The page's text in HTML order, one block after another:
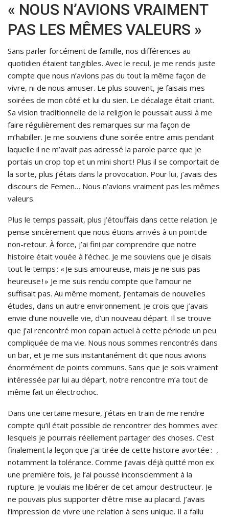
« NOUS N’AVIONS VRAIMENT
PAS LES MÊMES VALEURS »
Sans parler forcément de famille, nos différences au
quotidien étaient tangibles. Avec le recul, je me rends juste
compte que nous n’avions pas du tout la même façon de
vivre, ni de nous amuser. Le plus souvent, je faisais mes
soirées de mon côté et lui du sien. Le décalage était criant.
Sa vision traditionnelle de la religion le poussait aussi à me
faire régulièrement des remarques sur ma façon de
m’habiller. Je me souviens d’une soirée entre amis pendant
laquelle il ne m’avait pas adressé la parole parce que je
portais un crop top et un mini short ! Plus il se comportait de
la sorte, plus j’étais dans la provocation. Pour lui, j’avais des
discours de Femen… Nous n’avions vraiment pas les mêmes
valeurs.
Plus le temps passait, plus j’étouffais dans cette relation. Je
pense sincèrement que nous étions arrivés à un point de
non-retour. À force, j’ai fini par comprendre que notre
histoire était vouée à l’échec. Je me souviens que je disais
tout le temps : « Je suis amoureuse, mais je ne suis pas
heureuse ! » Je me suis rendu compte que l’amour ne
suffisait pas. Au même moment, j’entamais de nouvelles
études, dans un autre environnement. Je crois que j’avais
envie d’une nouvelle vie, d’un nouveau départ. Il se trouve
que j’ai rencontré mon copain actuel à cette période un peu
compliquée de ma vie. Nous nous sommes rencontrés dans
un bar, et je me suis instantanément dit que nous avions
énormément de points communs. Sans que je sois vraiment
intéressée par lui au départ, notre rencontre m’a tout de
même fait un électrochoc.
Dans une certaine mesure, j’étais en train de me rendre
compte qu’il était possible de rencontrer des hommes avec
lesquels je pourrais réellement partager des choses. C’est
finalement la leçon que j’ai tirée de cette histoire avortée : ,
notamment la tolérance. Comme j’avais déjà quitté mon ex
une première fois, je l’ai poussé inconsciemment à la
rupture. Je voulais me libérer de cet amour destructeur. Je
ne pouvais plus supporter d’être mise au placard. J’avais
l’impression de vivre une relation à sens unique. Il a fallu